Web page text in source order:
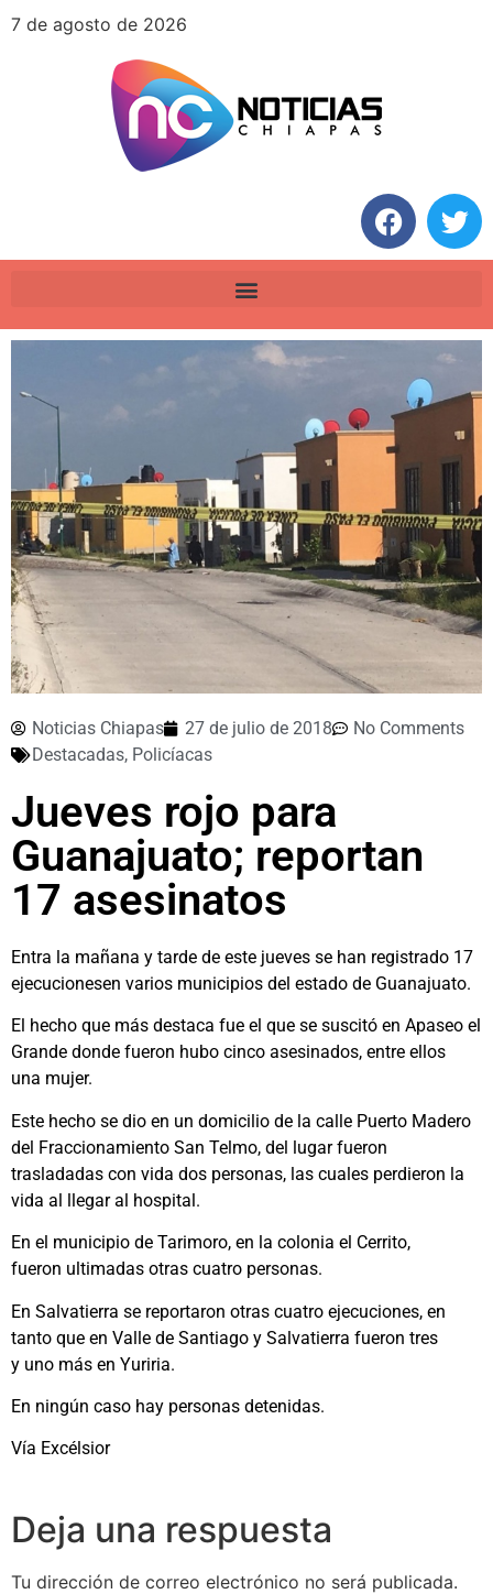
7 de agosto de 2026
Noticias Chiapas 27 de julio de 2018
No Comments
Destacadas, Policíacas
Jueves rojo para
Guanajuato; reportan
17 asesinatos
Entra la mañana y tarde de este jueves se han registrado 17
ejecucionesen varios municipios del estado de Guanajuato.
El hecho que más destaca fue el que se suscitó en Apaseo el
Grande donde fueron hubo cinco asesinados, entre ellos
una mujer.
Este hecho se dio en un domicilio de la calle Puerto Madero
del Fraccionamiento San Telmo, del lugar fueron
trasladadas con vida dos personas, las cuales perdieron la
vida al llegar al hospital.
En el municipio de Tarimoro, en la colonia el Cerrito,
fueron ultimadas otras cuatro personas.
En Salvatierra se reportaron otras cuatro ejecuciones, en
tanto que en Valle de Santiago y Salvatierra fueron tres
y uno más en Yuriria.
En ningún caso hay personas detenidas.
Vía Excélsior
Deja una respuesta
Tu dirección de correo electrónico no será publicada.